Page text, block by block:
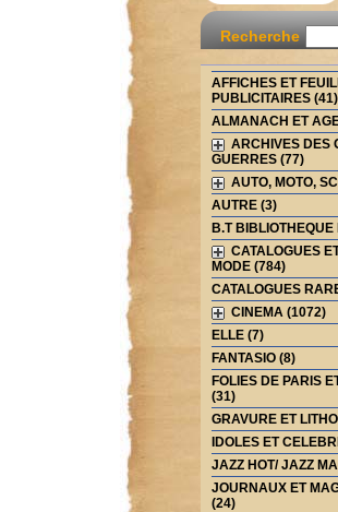
Recherche
AFFICHES ET
PUBLICITAIRES (41)
ALMANACH ET
ARCHIVES DES
GUERRES (77)
AUTO, MOTO,
AUTRE (3)
B.T
CATALOGUES
MODE (784)
CATALOGUES
CINEMA (1072)
ELLE (7)
FANTASIO (8)
FOLIES DE PARIS
(31)
GRAVURE ET
IDOLES ET
JAZZ HOT/ JAZZ
JOURNAUX ET
(24)